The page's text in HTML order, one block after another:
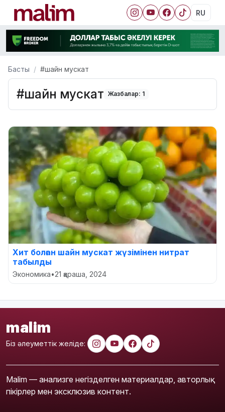
RU
Басты #шайн мускат
#шайн мускат Жазбалар: 1
Хит болған шайн мускат жүзімінен нитрат
табылды
Экономика•21 қараша, 2024
malim
Біз әлеуметтік желіде:
Malim — анализге негізделген материалдар, авторлық
пікірлер мен эксклюзив контент.